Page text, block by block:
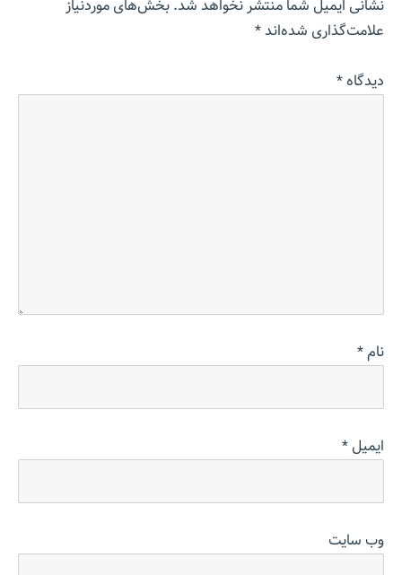
نشانی ایمیل شما منتشر نخواهد شد.بخش‌های موردنیاز
علامت‌گذاری شده‌اند*
دیدگاه*
نام*
ایمیل*
وب‌ سایت